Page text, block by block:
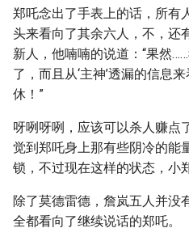
郑吒念出了手表上的话，所有
头来看向了其余六人，不，还
新人，他喃喃的说道：“果然
了，而且从‘主神’透漏的信息
休！”
呀咧呀咧，应该可以杀人赚点
觉到郑吒身上那有些阴冷的能
锁，不过现在这样的状态，小
除了莫德雷德，詹岚五人并没
全都看向了继续说话的郑吒。